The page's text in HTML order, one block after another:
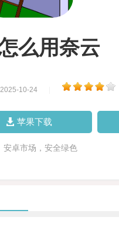
么用奈云
10-24
苹果下载
安卓市场，安全绿色